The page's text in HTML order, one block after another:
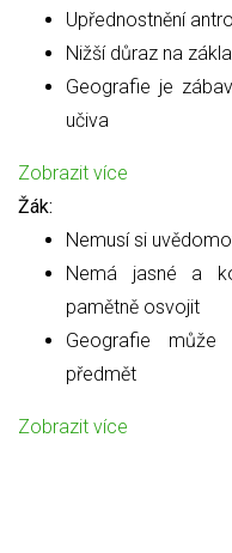
Upřednostnění
Nižší důraz na
Geografie je
učiva
Zobrazit více
Žák:
Nemusí si
Nemá jasné a
pamětně osvojit
Geografie
předmět
Zobrazit více